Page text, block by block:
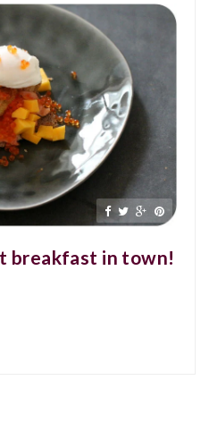
breakfast in town!